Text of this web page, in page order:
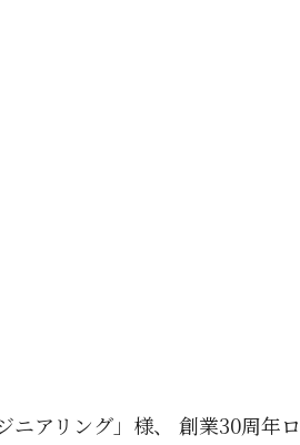
ニアリング」様、 創業30周年